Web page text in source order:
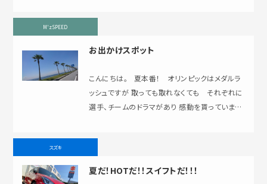
M'zSPEED
お出かけスポット
こんにちは。 夏本番！ オリンピックはメダルラ
ッシュですが 取っても取れなくても それぞれに
選手、チームのドラマがあり 感動を貰っています
スズキ
夏だ！HOTだ！！スイフトだ！！！